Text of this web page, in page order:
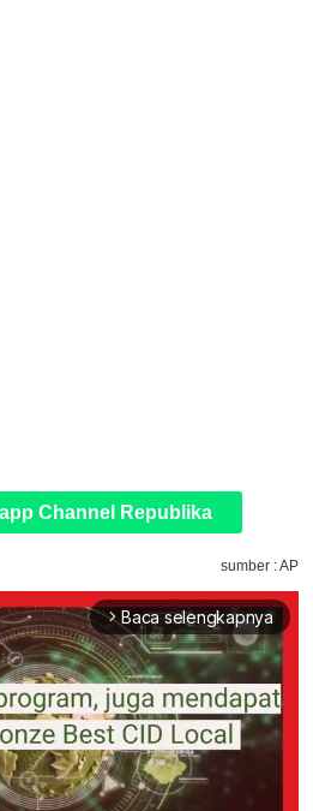
Channel Republika
sumber : AP
arrow_forward_ios Baca selengkapnya